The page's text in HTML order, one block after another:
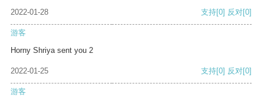
2022-01-28 支持[0] 反对[0]
游客
Horny Shriya sent you 2
2022-01-25 支持[0] 反对[0]
游客